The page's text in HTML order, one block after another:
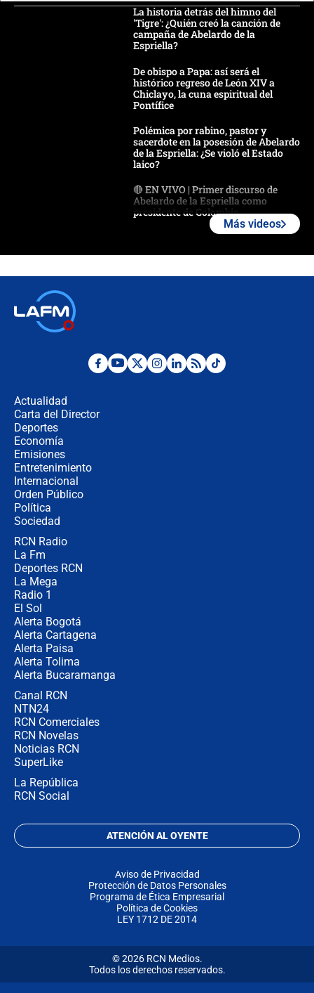
La historia detrás del himno del
'Tigre': ¿Quién creó la canción de
campaña de Abelardo de la
Espriella?
De obispo a Papa: así será el
histórico regreso de León XIV a
Chiclayo, la cuna espiritual del
Pontífice
Polémica por rabino, pastor y
sacerdote en la posesión de Abelardo
de la Espriella: ¿Se violó el Estado
laico?
🔴 EN VIVO | Primer discurso de
Abelardo de la Espriella como
presidente de Colombia
Desde dermatitis hasta infecciones:
Más videos
Actualidad
Carta del Director
Deportes
Economía
Emisiones
Entretenimiento
Internacional
Orden Público
Política
Sociedad
RCN Radio
La Fm
Deportes RCN
La Mega
Radio 1
El Sol
Alerta Bogotá
Alerta Cartagena
Alerta Paisa
Alerta Tolima
Alerta Bucaramanga
Canal RCN
NTN24
RCN Comerciales
RCN Novelas
Noticias RCN
SuperLike
La República
RCN Social
ATENCIÓN AL OYENTE
Aviso de Privacidad
Protección de Datos Personales
Programa de Ética Empresarial
Política de Cookies
LEY 1712 DE 2014
© 2026 RCN Medios.
Todos los derechos reservados.